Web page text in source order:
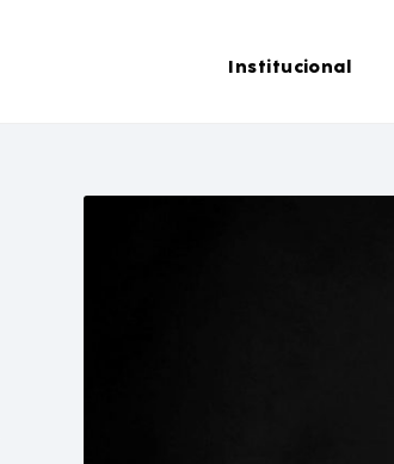
Institucional